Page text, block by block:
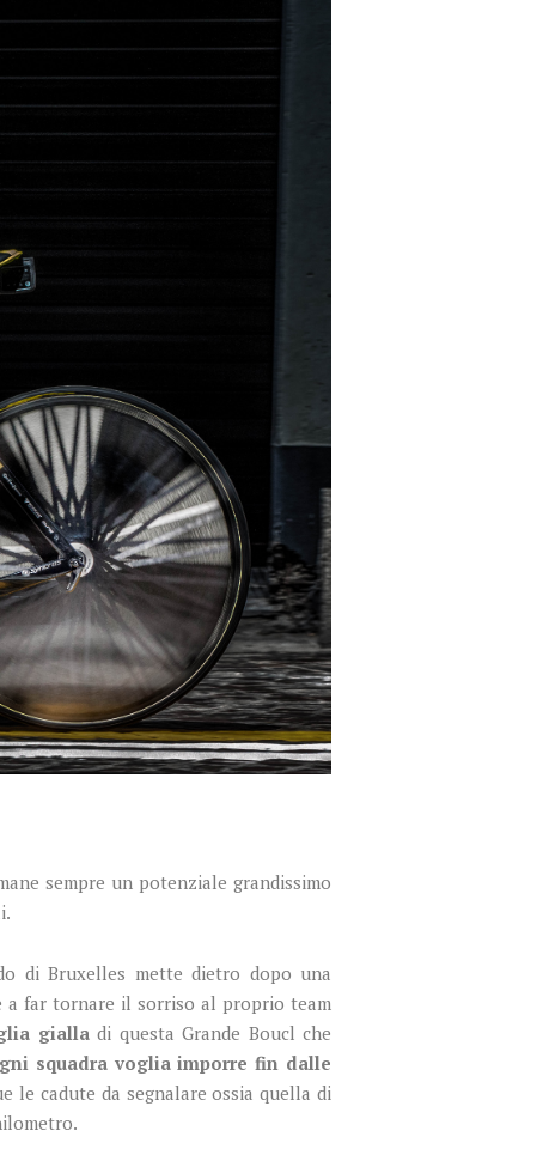
sempre un potenziale grandissimo
di Bruxelles mette dietro dopo una
a far tornare il sorriso al proprio team
gialladi questa Grande Boucl che
squadra voglia imporre fin dalle
le cadute da segnalare ossia quella di